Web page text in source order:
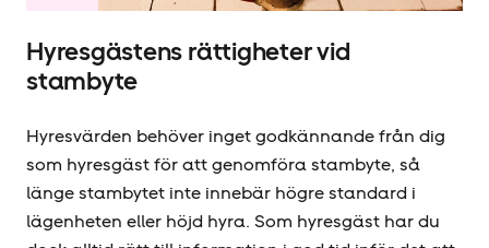
Hyresgästens rättigheter vid
stambyte
Hyresvärden behöver inget godkännande från dig
som hyresgäst för att genomföra stambyte, så
länge stambytet inte innebär högre standard i
lägenheten eller höjd hyra. Som hyresgäst har du